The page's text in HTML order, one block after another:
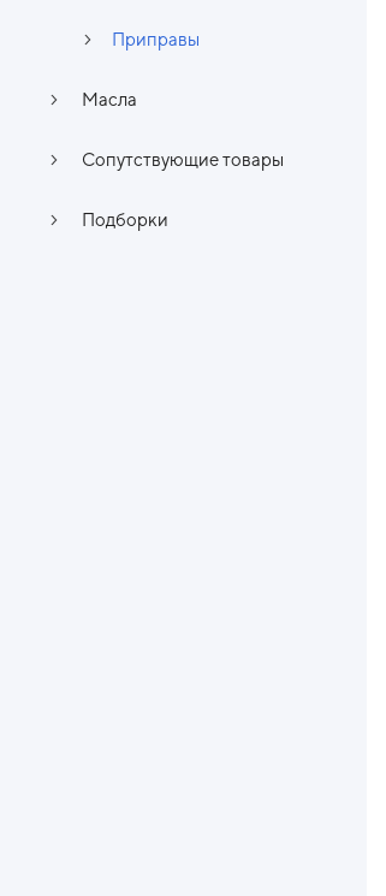
Приправы
Масла
Сопутствующие товары
Подборки